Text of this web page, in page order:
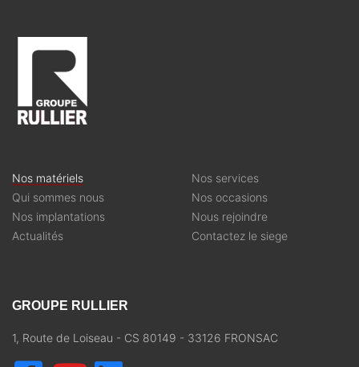
Nos matériels
Qui sommes nous
Nos implantations
Actualités
Nos services
Nos occasions
Nous rejoindre
Contactez le siege
GROUPE RULLIER
1, Route de Loiseau - CS 80149 - 33126 FRONSAC